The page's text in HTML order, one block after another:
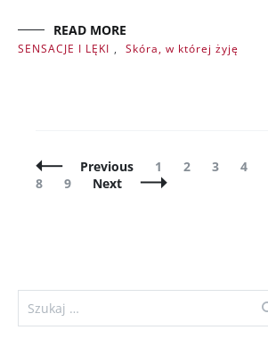
READ MORE
SENSACJE I LĘKI , Skóra, w której żyję
Posts
Navigation
Previous Page
1 Page
2 Page
3 Page
4
8
Page
9 Next
Szukaj: